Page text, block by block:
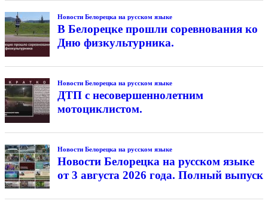
Новости Белорецка на русском языке
В Белорецке прошли соревнования ко
Дню физкультурника.
Новости Белорецка на русском языке
ДТП с несовершеннолетним
мотоциклистом.
Новости Белорецка на русском языке
Новости Белорецка на русском языке
от 3 августа 2026 года. Полный выпуск